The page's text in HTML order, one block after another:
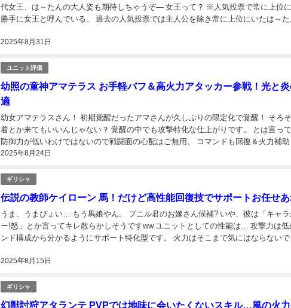
2025年8月31日
代女王、は～たんの大人姿も期待しちゃうぞ― 女王って？ ※人気投票で常に上位
勝手に女王と呼んでいる。 過去の人気投票では主人公を除き常に上位にいたは～
ユニット評価
幼照の童神アマテラス お手軽バフ＆高火力アタッカー参戦！光と
適
2025年8月24日
幼女アマテラスさん！ 初期覚醒だったアマさんが久しぶりの限定化で覚醒！ そろ
着とか来てもいいんじゃない？ 覚醒の中でも攻撃特化な仕上がりです。 とは言っ
防御力が低いわけではないので戦闘面の心配はご無用。 コマンドも回復＆火力補助
です。 リーダースキルは炎属性の素早さ、さらに時の扉...
ギリシャ
伝説の教師ケイローン 馬！だけど高性能回復技でサポートお任せ
2025年8月15日
うま、うまぴょい… もう馬娘やん。 プニル君のお嫁さん候補? いや、彼は「キャ
ー!怒」とか言ってキレ散らかしそうですww ユニットとしての性能は… 攻撃力は低
ンド構成から分かるようにサポート特化型です。 火力はそこまで気にはならないで
ギリシャ
幻獣討狩アタランテ PVPでは地味に会いたくないスキル…風の火